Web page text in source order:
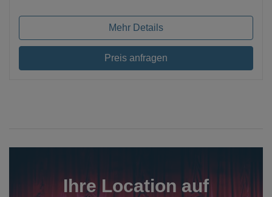
Mehr Details
Preis anfragen
Ihre Location auf